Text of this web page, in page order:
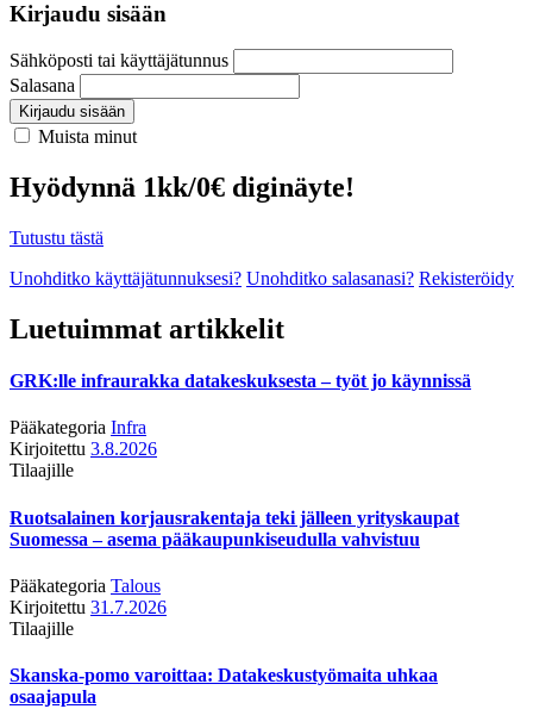
Kirjaudu sisään
Sähköposti tai käyttäjätunnus
Salasana
Kirjaudu sisään
Muista minut
Hyödynnä 1kk/0€ diginäyte!
Tutustu tästä
Unohditko käyttäjätunnuksesi? Unohditko salasanasi? Rekisteröidy
Luetuimmat artikkelit
GRK:lle infraurakka datakeskuksesta – työt jo käynnissä
Pääkategoria Infra
Kirjoitettu 3.8.2026
Tilaajille
Ruotsalainen korjausrakentaja teki jälleen yrityskaupat
Suomessa – asema pääkaupunkiseudulla vahvistuu
Pääkategoria Talous
Kirjoitettu 31.7.2026
Tilaajille
Skanska-pomo varoittaa: Datakeskustyömaita uhkaa
osaajapula